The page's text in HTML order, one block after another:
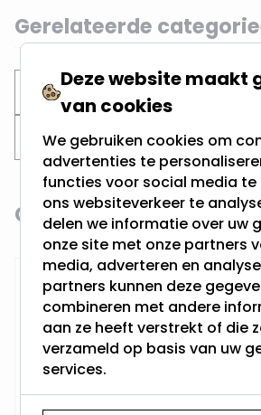
Gerelateerde
Inbouwspots Verdiepte
Zwarte inbouwspots
Navigating through the elements
Press to skip carousel
Gerelateerde
RTM Lighting LED
Deze website maakt
van cookies
We gebruiken cookies om
advertenties te
functies voor social media te
ons websiteverkeer te
delen we informatie over uw
onze site met onze partners
media, adverteren en
partners kunnen deze
combineren met andere
aan ze heeft verstrekt of die
verzameld op basis van uw
services.